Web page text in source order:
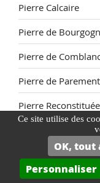
Ce site utilise des
OK, tout
Personnaliser
Pierre Calcaire
Pierre de
Pierre de
Pierre de Parement
Pierre Reconstituée
Plage de Piscine
Plaquette de